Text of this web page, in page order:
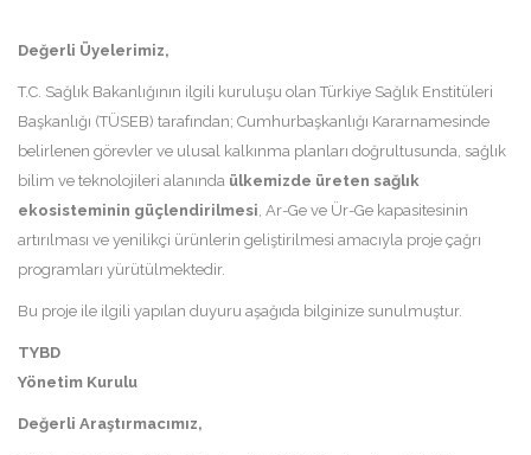
Değerli Üyelerimiz,
T.C. Sağlık Bakanlığının ilgili kuruluşu olan Türkiye Sağlık Enstitüleri
Başkanlığı (TÜSEB) tarafından; Cumhurbaşkanlığı Kararnamesinde
belirlenen görevler ve ulusal kalkınma planları doğrultusunda, sağlık
bilim ve teknolojileri alanında ülkemizde üreten sağlık
ekosisteminin güçlendirilmesi, Ar-Ge ve Ür-Ge kapasitesinin
artırılması ve yenilikçi ürünlerin geliştirilmesi amacıyla proje çağrı
programları yürütülmektedir.
Bu proje ile ilgili yapılan duyuru aşağıda bilginize sunulmuştur.
TYBD
Yönetim Kurulu
Değerli Araştırmacımız,